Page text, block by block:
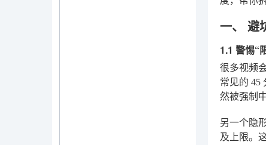
一、 避
1.1 警惕“
很多视频
常见的 45
然被强制
另一个隐
及上限。